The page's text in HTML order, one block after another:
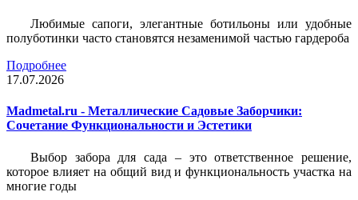
Любимые сапоги, элегантные ботильоны или удобные
полуботинки часто становятся незаменимой частью гардероба
Подробнее
17.07.2026
Madmetal.ru - Металлические Садовые Заборчики:
Сочетание Функциональности и Эстетики
Выбор забора для сада – это ответственное решение,
которое влияет на общий вид и функциональность участка на
многие годы